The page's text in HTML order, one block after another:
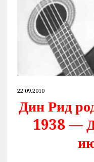
22.09.2010
Дин Рид
1938 —